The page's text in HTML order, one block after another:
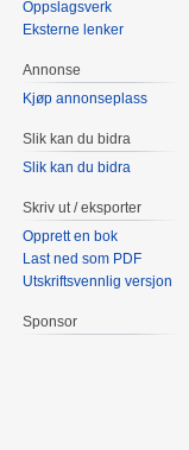
Oppslagsverk
Eksterne lenker
Annonse
Kjøp annonseplass
Slik kan du bidra
Slik kan du bidra
Skriv ut / eksporter
Opprett en bok
Last ned som PDF
Utskriftsvennlig versjon
Sponsor